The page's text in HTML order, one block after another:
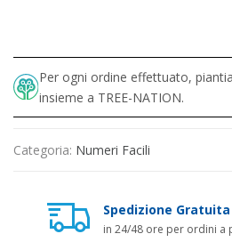
Per ogni ordine effettuato,
insieme a TREE-NATION.
Categoria: Numeri Facili
Spedizione
in 24/48 ore per ordini a